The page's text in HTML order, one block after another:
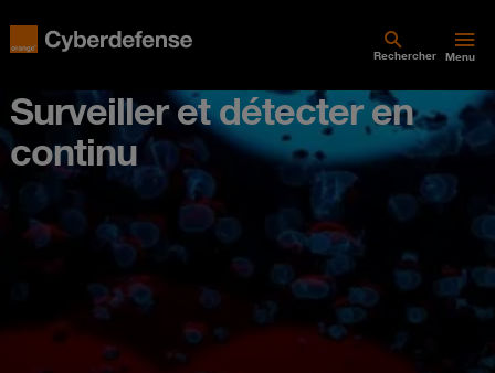
Rechercher Menu
Surveiller et détecter en
continu